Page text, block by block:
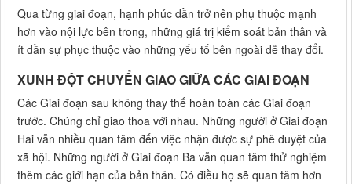
Qua từng giai đoạn, hạnh phúc dần trở nên phụ thuộc mạnh
hơn vào nội lực bên trong, những giá trị kiểm soát bản thân và
ít dần sự phục thuộc vào những yếu tố bên ngoài dễ thay đổi.
XUNH ĐỘT CHUYỂN GIAO GIỮA CÁC GIAI ĐOẠN
Các Giai đoạn sau không thay thế hoàn toàn các Giai đoạn
trước. Chúng chỉ giao thoa với nhau. Những người ở Giai đoạn
Hai vẫn nhiều quan tâm đến việc nhận được sự phê duyệt của
xã hội. Những người ở Giai đoạn Ba vẫn quan tâm thử nghiệm
thêm các giới hạn của bản thân. Có điều họ sẽ quan tâm hơn